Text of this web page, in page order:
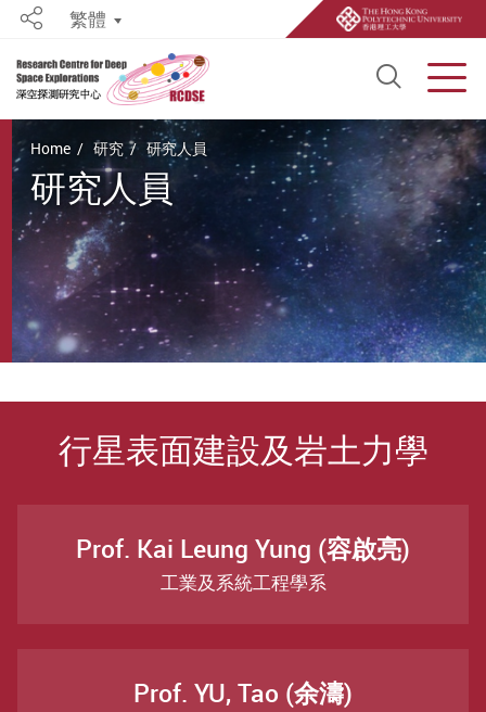
Open
Share繁體
Start main content
Home 研究 研究人員
研究人員
行星表面建設及岩土力學
Prof. Kai Leung Yung (容啟亮)
工業及系統工程學系
Prof. YU, Tao (余濤)